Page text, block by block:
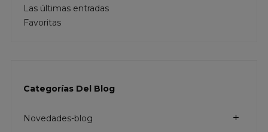
Las últimas entradas
Favoritas
Categorías Del Blog
Novedades-blog add